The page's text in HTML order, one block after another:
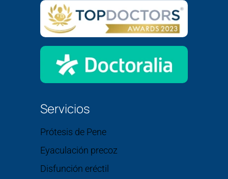
Servicios
Prótesis de Pene
Eyaculación precoz
Disfunción eréctil